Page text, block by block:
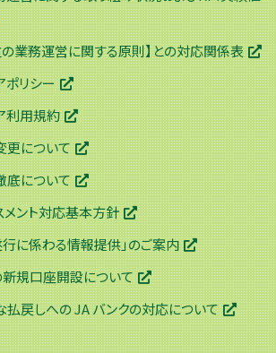
業務運営に関する原則】との対応関係表
ポリシー
利用規約
更について
底について
メント対応基本方針
に係わる情報提供」のご案内
規口座開設について
戻しへの JA バンクの対応について